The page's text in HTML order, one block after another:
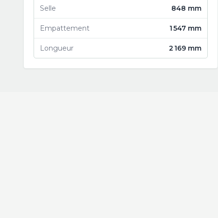
Selle 848 mm
Empattement 1 547 mm
Longueur 2 169 mm